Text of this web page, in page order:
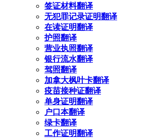
签证材料翻译
无犯罪记录证明翻译
在读证明翻译
护照翻译
营业执照翻译
银行流水翻译
驾照翻译
加拿大枫叶卡翻译
疫苗接种证翻译
单身证明翻译
户口本翻译
绿卡翻译
工作证明翻译